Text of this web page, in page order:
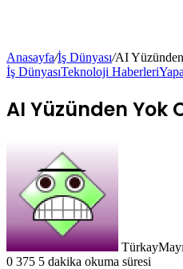
Anasayfa/İş Dünyası/AI
İş DünyasıTeknoloji Haberleri
AI Yüzünden Yok
Türkay
0 375 5 dakika okuma süresi